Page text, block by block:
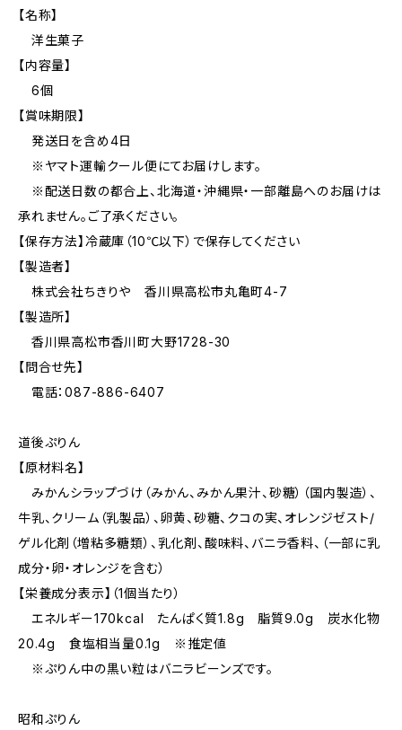
【名称】
洋生菓子
【内容量】
6個
【賞味期限】
発送日を含め4日
※ヤマト運輸クール便にてお届けします。
※配送日数の都合上、北海道・沖縄県・一部離島へのお届けは
承れません。ご了承ください。
【保存方法】冷蔵庫（10℃以下）で保存してください
【製造者】
株式会社ちきりや 香川県高松市丸亀町4-7
【製造所】
香川県高松市香川町大野1728-30
【問合せ先】
電話：087-886-6407
道後ぷりん
【原材料名】
みかんシラップづけ（みかん、みかん果汁、砂糖）（国内製造）、
牛乳、クリーム（乳製品）、卵黄、砂糖、クコの実、オレンジゼスト/
ゲル化剤（増粘多糖類）、乳化剤、酸味料、バニラ香料、（一部に乳
成分・卵・オレンジを含む）
【栄養成分表示】（1個当たり）
エネルギー170kcal たんぱく質1.8g 脂質9.0g 炭水化物
20.4g 食塩相当量0.1g ※推定値
※ぷりん中の黒い粒はバニラビーンズです。
昭和ぷりん